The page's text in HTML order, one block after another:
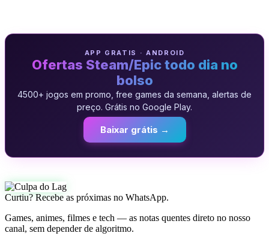
APP GRATIS · ANDROID
Ofertas Steam/Epic todo dia no
bolso
4500+ jogos em promo, free games da semana, alertas de
preço. Grátis no Google Play.
Baixar grátis →
Curtiu? Recebe as próximas no WhatsApp.
Games, animes, filmes e tech — as notas quentes direto no nosso
canal, sem depender de algoritmo.